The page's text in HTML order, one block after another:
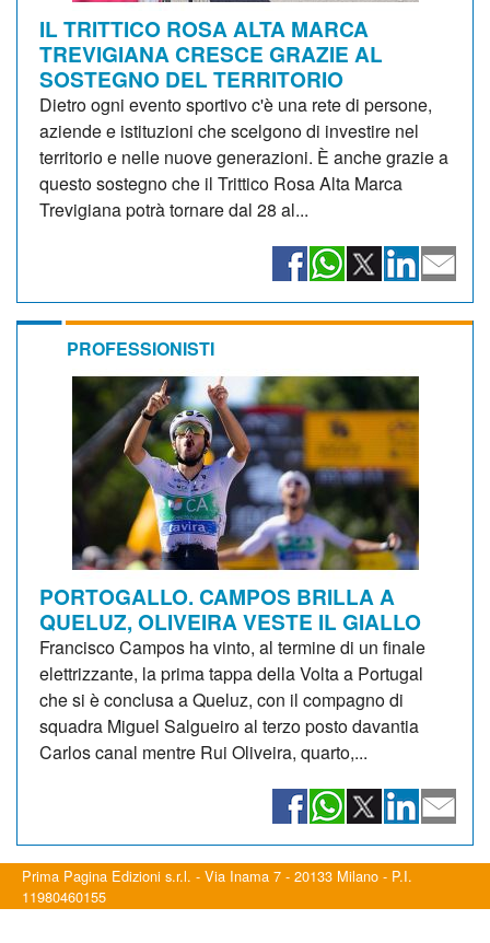
IL TRITTICO ROSA ALTA MARCA
TREVIGIANA CRESCE GRAZIE AL
SOSTEGNO DEL TERRITORIO
Dietro ogni evento sportivo c'è una rete di persone,
aziende e istituzioni che scelgono di investire nel
territorio e nelle nuove generazioni. È anche grazie a
questo sostegno che il Trittico Rosa Alta Marca
Trevigiana potrà tornare dal 28 al...
PROFESSIONISTI
PORTOGALLO. CAMPOS BRILLA A
QUELUZ, OLIVEIRA VESTE IL GIALLO
Francisco Campos ha vinto, al termine di un finale
elettrizzante, la prima tappa della Volta a Portugal
che si è conclusa a Queluz, con il compagno di
squadra Miguel Salgueiro al terzo posto davantia
Carlos canal mentre Rui Oliveira, quarto,...
Prima Pagina Edizioni s.r.l. - Via Inama 7 - 20133 Milano - P.I.
11980460155